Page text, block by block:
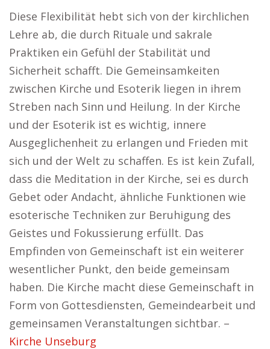
Diese Flexibilität hebt sich von der kirchlichen
Lehre ab, die durch Rituale und sakrale
Praktiken ein Gefühl der Stabilität und
Sicherheit schafft. Die Gemeinsamkeiten
zwischen Kirche und Esoterik liegen in ihrem
Streben nach Sinn und Heilung. In der Kirche
und der Esoterik ist es wichtig, innere
Ausgeglichenheit zu erlangen und Frieden mit
sich und der Welt zu schaffen. Es ist kein Zufall,
dass die Meditation in der Kirche, sei es durch
Gebet oder Andacht, ähnliche Funktionen wie
esoterische Techniken zur Beruhigung des
Geistes und Fokussierung erfüllt. Das
Empfinden von Gemeinschaft ist ein weiterer
wesentlicher Punkt, den beide gemeinsam
haben. Die Kirche macht diese Gemeinschaft in
Form von Gottesdiensten, Gemeindearbeit und
gemeinsamen Veranstaltungen sichtbar. –
Kirche Unseburg